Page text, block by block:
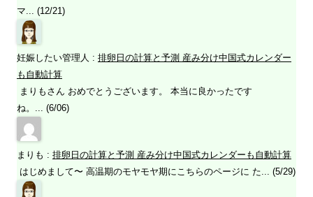
マ... (12/21)
妊娠したい管理人 : 排卵日の計算と予測 産み分け中国式カレンダー
も自動計算
まりもさん おめでとうございます。 本当に良かったです
ね。... (6/06)
まりも : 排卵日の計算と予測 産み分け中国式カレンダーも自動計算
はじめまして〜 高温期のモヤモヤ期にこちらのページに た... (5/29)